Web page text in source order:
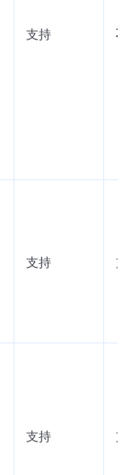
支持 不
支持 支
支持 支